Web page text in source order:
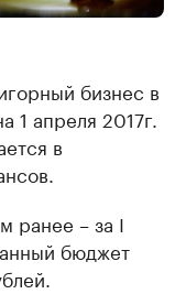
бизнес в
1 апреля 2017г.
в
ранее – за I
бюджет